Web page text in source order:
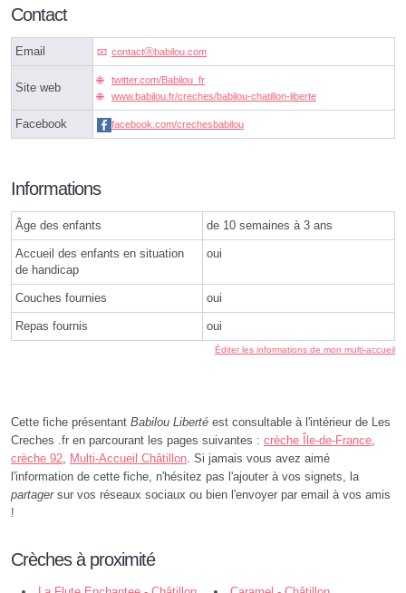
Contact
Email contactⓐbabilou.com
Site web
twitter.com/Babilou_fr
www.babilou.fr/creches/babilou-chatillon-liberte
Facebook facebook.com/crechesbabilou
Informations
Âge des enfants de 10 semaines à 3 ans
Accueil des enfants en situation
de handicap
oui
Couches fournies oui
Repas fournis oui
Éditer les informations de mon multi-accueil
Cette fiche présentant Babilou Liberté est consultable à l'intérieur de Les
Creches .fr en parcourant les pages suivantes : crèche Île-de-France,
crèche 92, Multi-Accueil Châtillon. Si jamais vous avez aimé
l'information de cette fiche, n'hésitez pas l'ajouter à vos signets, la
partagersur vos réseaux sociaux ou bien l'envoyer par email à vos amis
!
Crèches à proximité